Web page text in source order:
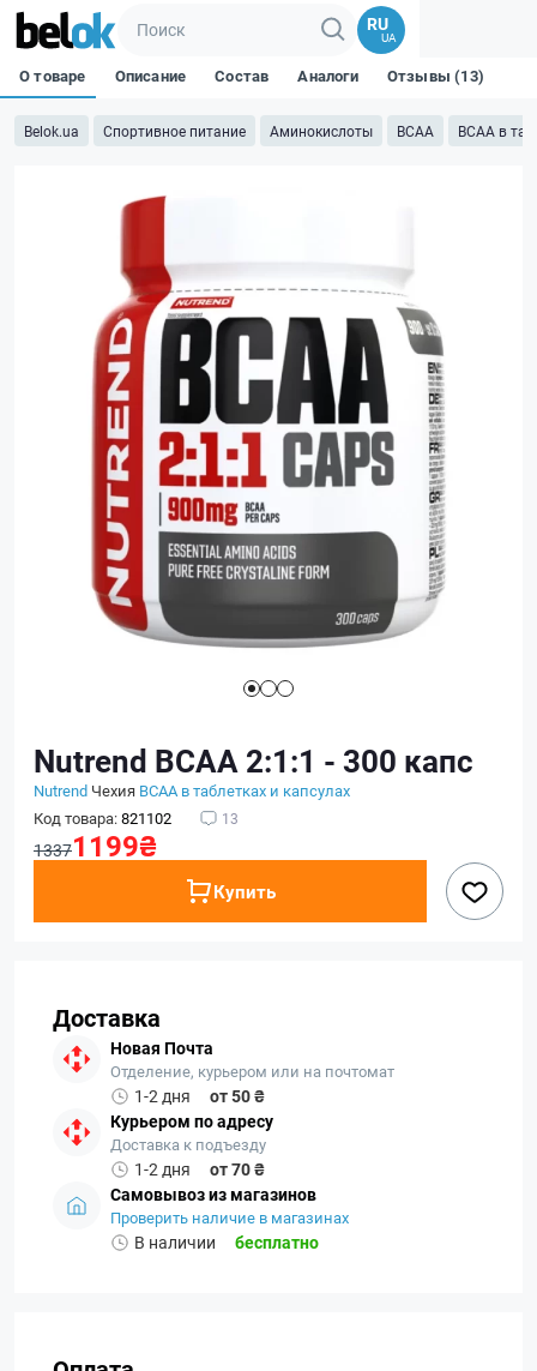
RU
UA
Belok.ua Спортивное питание Аминокислоты BCAA BCAA в
О товаре Описание Состав Аналоги Отзывы (13)
Nutrend BCAA 2:1:1 - 300 капс
Nutrend Чехия BCAA в таблетках и капсулах
Код товара:821102 13
13371199₴
Купить
Доставка
Новая Почта
Отделение, курьером или на почтомат
1-2 дня
от 50 ₴
Курьером по адресу
Доставка к подъезду
1-2 дня
от 70 ₴
Самовывоз из магазинов
Проверить наличие в магазинах
В наличии бесплатно